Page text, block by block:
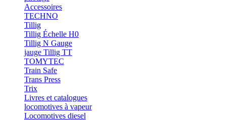
Accessoires
TECHNO
Tillig
Tillig Échelle H0
Tillig N Gauge
jauge Tillig TT
TOMYTEC
Train Safe
Trans Press
Trix
Livres et catalogues
locomotives à vapeur
Locomotives diesel